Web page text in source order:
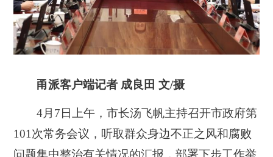
甬派客户端记者 成良田 文/摄
4月7日上午，市长汤飞帆主持召开市政府第
101次常务会议，听取群众身边不正之风和腐败